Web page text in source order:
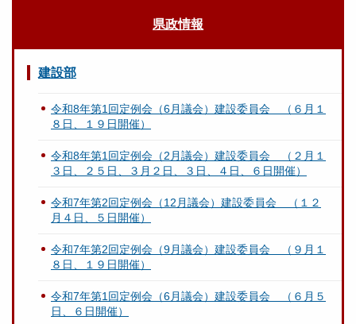
県政情報
建設部
令和8年第1回定例会（6月議会）建設委員会 （６月１
８日、１９日開催）
令和8年第1回定例会（2月議会）建設委員会 （２月１
３日、２５日、３月２日、３日、４日、６日開催）
令和7年第2回定例会（12月議会）建設委員会 （１２
月４日、５日開催）
令和7年第2回定例会（9月議会）建設委員会 （９月１
８日、１９日開催）
令和7年第1回定例会（6月議会）建設委員会 （６月５
日、６日開催）